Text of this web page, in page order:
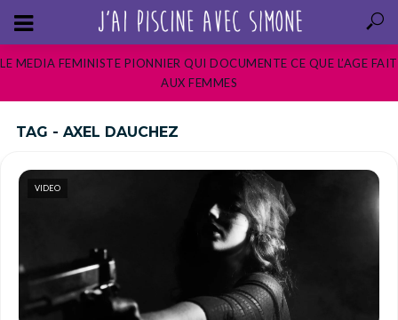
LE MEDIA FEMINISTE PIONNIER QUI DOCUMENTE CE QUE L’AGE FAIT
AUX FEMMES
TAG - AXEL DAUCHEZ
VIDEO